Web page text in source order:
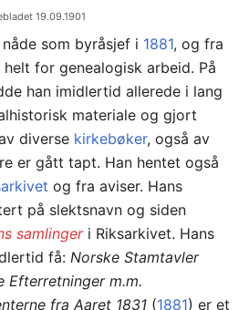
19.09.1901
som byråsjef i 1881, og fra
for genealogisk arbeid. På
han imidlertid allerede i lang
materiale og gjort
diverse kirkebøker, også av
er gått tapt. Han hentet også
og fra aviser. Hans
på slektsnavn og siden
samlingeri Riksarkivet. Hans
få: Norske Stamtavler
Efterretninger m.m.
fra Aaret 1831 (1881) er et